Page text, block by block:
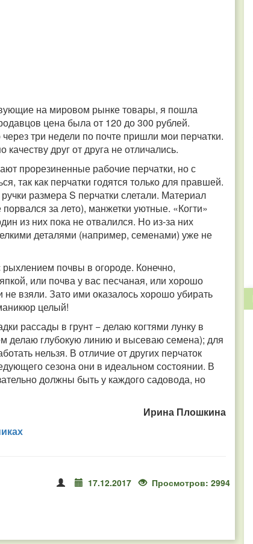
на мировом рынке товары, я пошла
цена была от 120 до 300 рублей.
три недели по почте пришли мои перчатки.
друг от друга не отличались.
прорезиненные рабочие перчатки, но с
так как перчатки годятся только для правшей.
размера S перчатки слетали. Материал
за лето), манжетки уютные. «Когти»
из них пока не отвалился. Но из-за них
деталями (например, семенами) уже не
рыхлением почвы в огороде. Конечно,
или почва у вас песчаная, или хорошо
взяли. Зато ими оказалось хорошо убирать
целый!
рассады в грунт − делаю когтями лунку в
делаю глубокую линию и высеваю семена); для
нельзя. В отличие от других перчаток
сезона они в идеальном состоянии. В
должны быть у каждого садовода, но
Ирина Плошкина
17.12.2017 Просмотров: 2994